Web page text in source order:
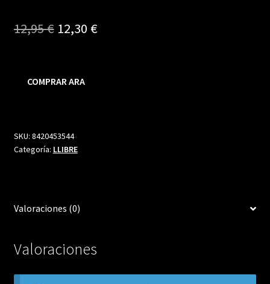
12,95€ El
12,30 €El
COMPRAR ARA
SKU: 8420453544
Categoría: LLIBRE
Valoraciones (0)
Valoraciones